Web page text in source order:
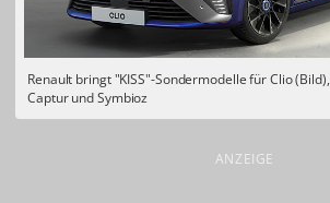
Renault bringt "KISS"-Sondermodelle für Clio (Bild),
Captur und Symbioz
ANZEIGE